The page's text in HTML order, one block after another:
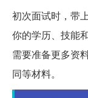
初次面试时，带
你的学历、技能
需要准备更多资
同等材料。